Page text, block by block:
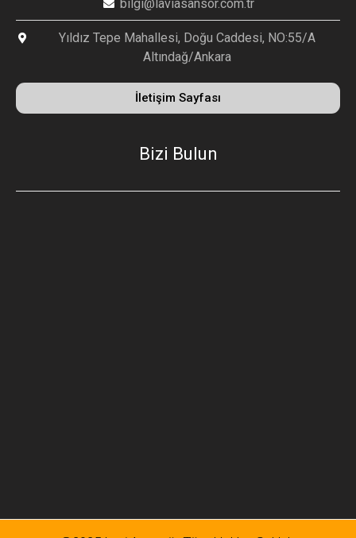
bilgi@laviasansor.com.tr
Yıldız Tepe Mahallesi, Doğu Caddesi, NO:55/A
Altındağ/Ankara
İletişim Sayfası
Bizi Bulun